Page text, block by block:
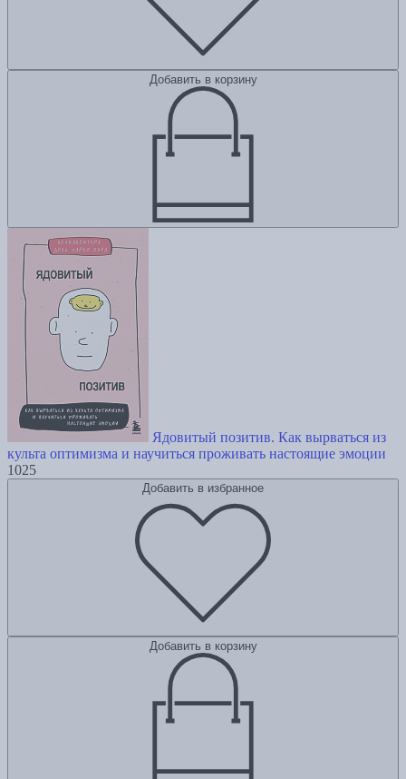
Добавить в корзину
Ядовитый позитив. Как вырваться из
культа оптимизма и научиться проживать настоящие эмоции
1025
Добавить в избранное
Добавить в корзину